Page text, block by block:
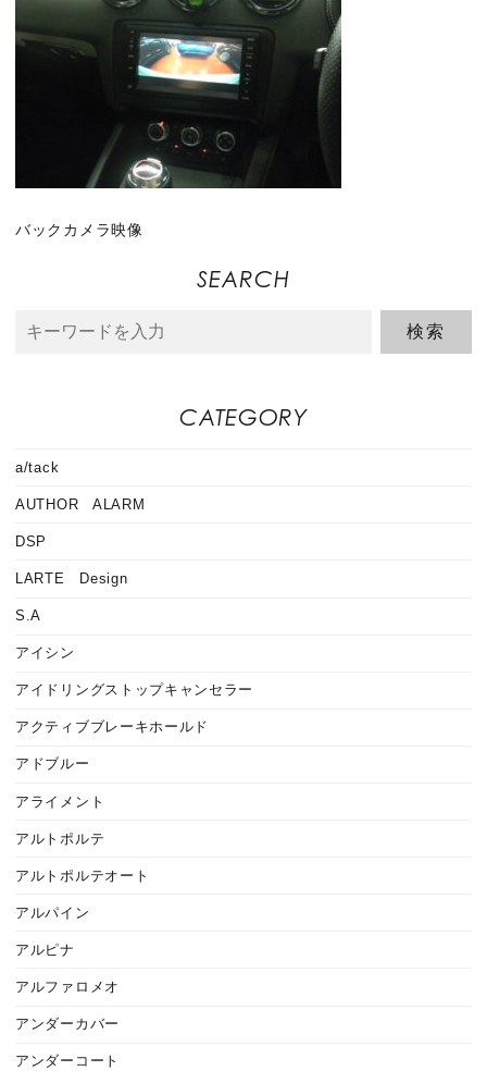
バックカメラ映像
SEARCH
CATEGORY
a/tack
AUTHOR ALARM
DSP
LARTE Design
S.A
アイシン
アイドリングストップキャンセラー
アクティブブレーキホールド
アドブルー
アライメント
アルトポルテ
アルトポルテオート
アルパイン
アルピナ
アルファロメオ
アンダーカバー
アンダーコート